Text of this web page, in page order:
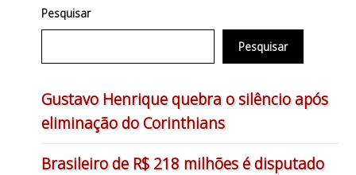
Pesquisar
Pesquisar
Gustavo Henrique quebra o silêncio após
eliminação do Corinthians
Brasileiro de R$ 218 milhões é disputado